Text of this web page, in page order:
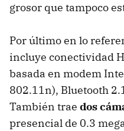
grosor que tampoco
Por último en lo
incluye conectividad
basada en modem
802.11n), Bluetooth
También trae dos
presencial de 0.3